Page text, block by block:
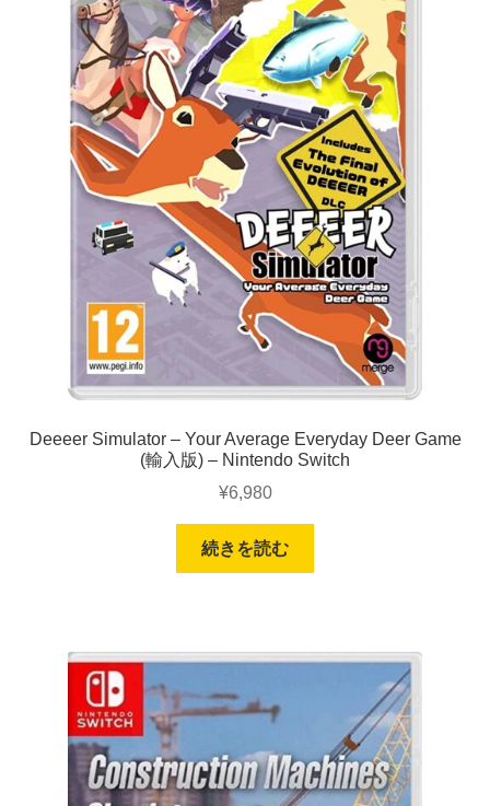
Deeeer Simulator – Your Average Everyday Deer Game
(輸入版) – Nintendo Switch
¥6,980
続きを読む